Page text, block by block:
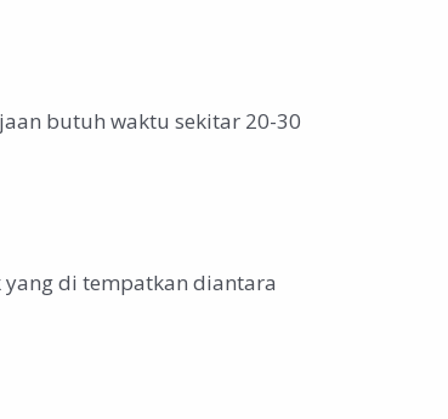
butuh waktu sekitar 20-30
di tempatkan diantara